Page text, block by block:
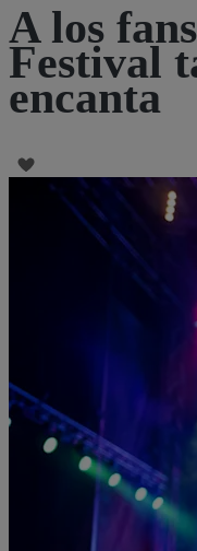
A los
Festival
encanta